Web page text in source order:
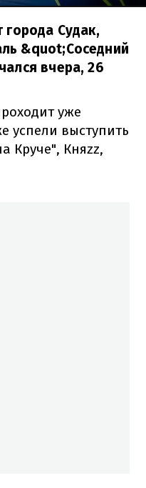
Судак,
&quot;Соседний
вчера, 26
уже
успели выступить
Круче", Княzz,